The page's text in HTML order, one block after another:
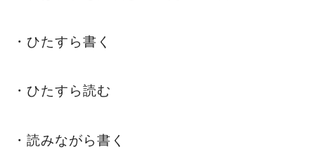
・ひたすら書く
・ひたすら読む
・読みながら書く